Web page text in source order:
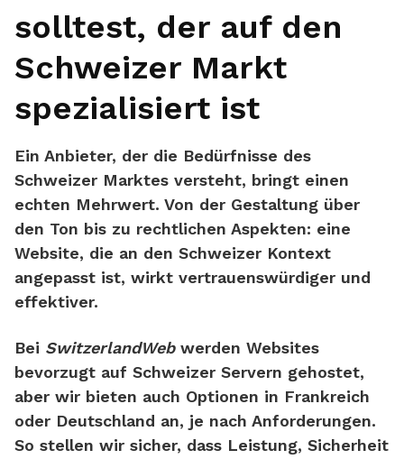
solltest, der auf den
Schweizer Markt
spezialisiert ist
Ein Anbieter, der die Bedürfnisse des
Schweizer Marktes versteht, bringt einen
echten Mehrwert. Von der Gestaltung über
den Ton bis zu rechtlichen Aspekten: eine
Website, die an den Schweizer Kontext
angepasst ist, wirkt vertrauenswürdiger und
effektiver.
Bei SwitzerlandWebwerden Websites
bevorzugt auf Schweizer Servern gehostet,
aber wir bieten auch Optionen in Frankreich
oder Deutschland an, je nach Anforderungen.
So stellen wir sicher, dass Leistung, Sicherheit